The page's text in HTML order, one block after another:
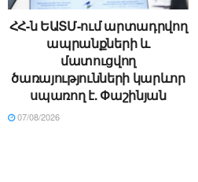
ՀՀ-ն ԵԱՏՄ-ում արտադրվող
ապրանքների և
մատուցվող
ծառայությունների կարևոր
սպառող է. Փաշինյան
07/08/2026